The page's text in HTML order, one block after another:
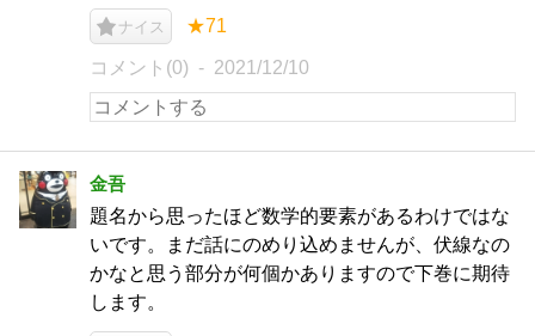
ナイス ★71
コメント(0) 2021/12/10
金吾
題名から思ったほど数学的要素があるわけではな
いです。まだ話にのめり込めませんが、伏線なの
かなと思う部分が何個かありますので下巻に期待
します。